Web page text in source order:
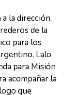
la dirección,
de la
para los
Lalo
para Misión
acompañar la
que